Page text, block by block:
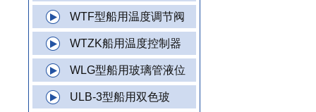
WTF型船用温度调节阀
WTZK船用温度控制器
WLG型船用玻璃管液位
ULB-3型船用双色玻